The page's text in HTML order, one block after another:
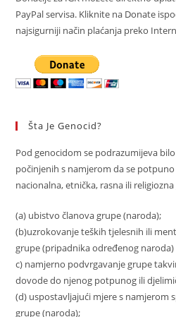
PayPal servisa. Kliknite na Donate
najsigurniji način plaćanja preko
Šta Je Genocid?
Pod genocidom se podrazumijeva
počinjenih s namjerom da se
nacionalna, etnička, rasna ili
(a) ubistvo članova grupe (naroda);
(b)uzrokovanje teških tjelesnih ili
grupe (pripadnika određenog naroda)
c) namjerno podvrgavanje grupe
dovode do njenog potpunog ili
(d) uspostavljajući mjere s namjerom
grupe (naroda);